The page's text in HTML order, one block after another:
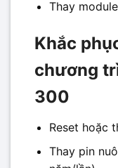
Thay
Khắc
chương
300
Reset hoặc
Thay pin